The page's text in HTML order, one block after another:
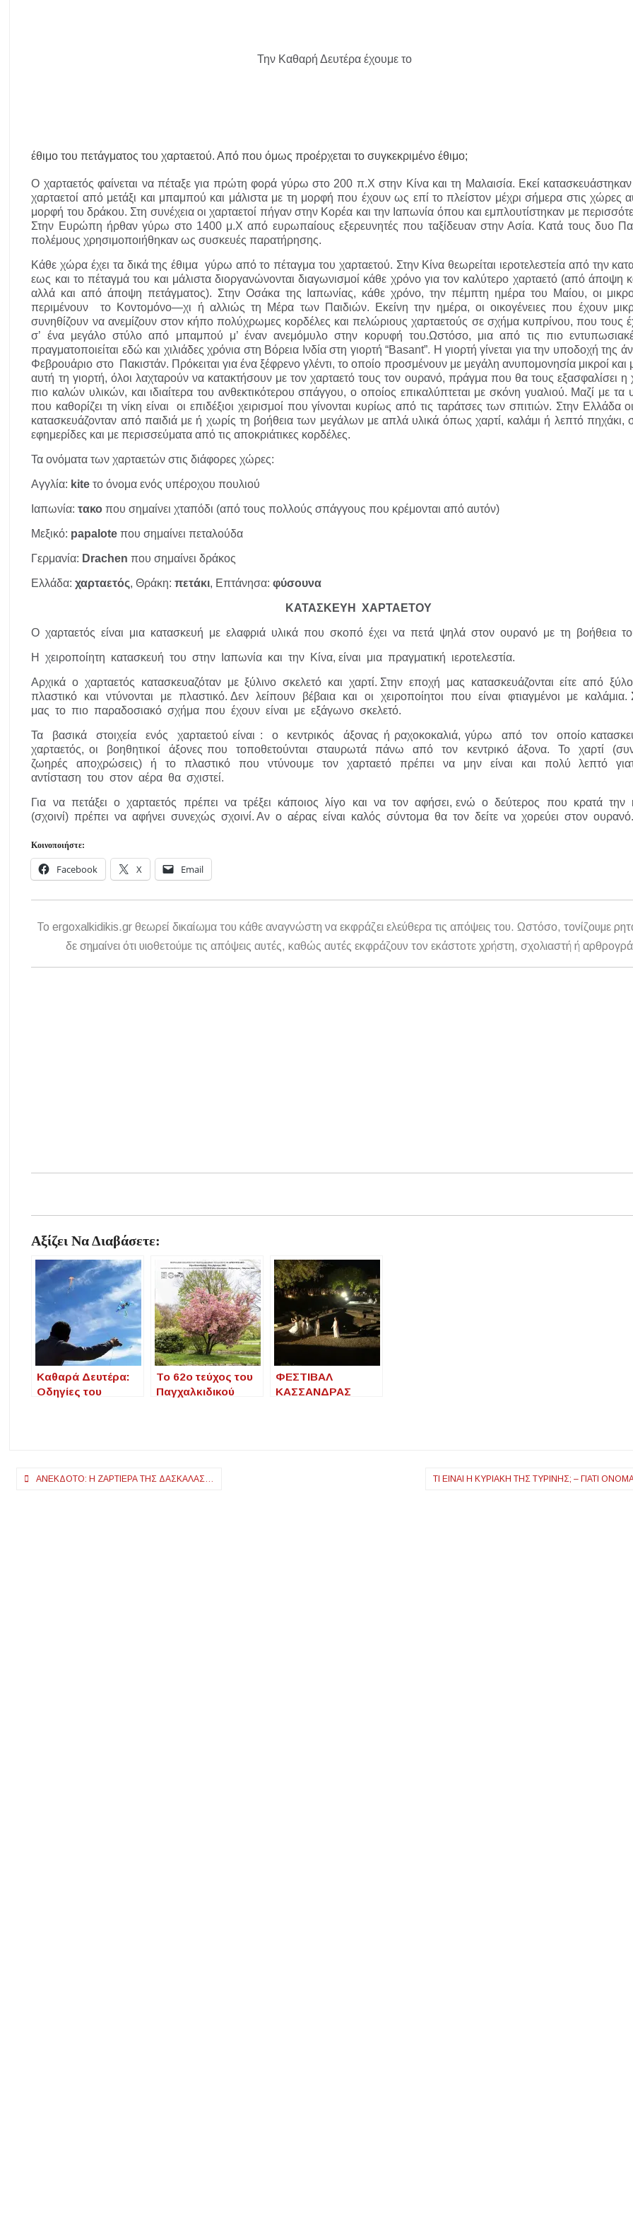
Η Φωτεινή Βελεσιώτου έρχεται στην Ουρανούπολη για μια μοναδική συναυλία στον Πύργο
Την Καθαρή Δευτέρα έχουμε το
έθιμο του πετάγματος του χαρταετού. Από που όμως προέρχεται το συγκεκριμένο έθιμο;
Ο χαρταετός φαίνεται να πέταξε για πρώτη φορά γύρω στο 200 π.Χ στην Κίνα και τη Μαλαισία. Εκεί
χαρταετοί από μετάξι και μπαμπού και μάλιστα με τη μορφή που έχουν ως επί το πλείστον μέχρι σήμερα στις χώρες
μορφή του δράκου. Στη συνέχεια οι χαρταετοί πήγαν στην Κορέα και την Ιαπωνία όπου και εμπλουτίστηκαν με
Στην Ευρώπη ήρθαν γύρω στο 1400 μ.Χ από ευρωπαίους εξερευνητές που ταξίδευαν στην Ασία. Κατά τους δυο
πολέμους χρησιμοποιήθηκαν ως συσκευές παρατήρησης.
Κάθε χώρα έχει τα δικά της έθιμα γύρω από το πέταγμα του χαρταετού. Στην Κίνα θεωρείται ιεροτελεστεία από την
εως και το πέταγμά του και μάλιστα διοργανώνονται διαγωνισμοί κάθε χρόνο για τον καλύτερο χαρταετό (από άποψη
αλλά και από άποψη πετάγματος). Στην Οσάκα της Ιαπωνίας, κάθε χρόνο, την πέμπτη ημέρα του Μαίου, οι
περιμένουν το Κοντομόνο—χι ή αλλιώς τη Μέρα των Παιδιών. Εκείνη την ημέρα, οι οικογένειες που έχουν
συνηθίζουν να ανεμίζουν στον κήπο πολύχρωμες κορδέλες και πελώριους χαρταετούς σε σχήμα κυπρίνου, που τους
σ’ ένα μεγάλο στύλο από μπαμπού μ’ έναν ανεμόμυλο στην κορυφή του.Ωστόσο, μια από τις πιο
πραγματοποιείται εδώ και χιλιάδες χρόνια στη Βόρεια Ινδία στη γιορτή “Basant”. Η γιορτή γίνεται για την υποδοχή της
Φεβρουάριο στο Πακιστάν. Πρόκειται για ένα ξέφρενο γλέντι, το οποίο προσμένουν με μεγάλη ανυπομονησία μικροί και
αυτή τη γιορτή, όλοι λαχταρούν να κατακτήσουν με τον χαρταετό τους τον ουρανό, πράγμα που θα τους εξασφαλίσει
πιο καλών υλικών, και ιδιαίτερα του ανθεκτικότερου σπάγγου, ο οποίος επικαλύπτεται με σκόνη γυαλιού. Μαζί με τα
που καθορίζει τη νίκη είναι οι επιδέξιοι χειρισμοί που γίνονται κυρίως από τις ταράτσες των σπιτιών. Στην Ελλάδα
κατασκευάζονταν από παιδιά με ή χωρίς τη βοήθεια των μεγάλων με απλά υλικά όπως χαρτί, καλάμι ή λεπτό πηχάκι,
εφημερίδες και με περισσεύματα από τις αποκριάτικες κορδέλες.
Τα ονόματα των χαρταετών στις διάφορες χώρες:
Αγγλία: kite το όνομα ενός υπέροχου πουλιού
Ιαπωνία:τακο που σημαίνει χταπόδι (από τους πολλούς σπάγγους που κρέμονται από αυτόν)
Μεξικό: papalote που σημαίνει πεταλούδα
Γερμανία: Drachen που σημαίνει δράκος
Ελλάδα:χαρταετός, Θράκη:πετάκι, Επτάνησα:φύσουνα
ΚΑΤΑΣΚΕΥΗ ΧΑΡΤΑΕΤΟΥ
Ο χαρταετός είναι μια κατασκευή με ελαφριά υλικά που σκοπό έχει να πετά ψηλά στον ουρανό με τη βοήθεια
Η χειροποίητη κατασκευή του στην Ιαπωνία και την Κίνα, είναι μια πραγματική ιεροτελεστία.
Αρχικά ο χαρταετός κατασκευαζόταν με ξύλινο σκελετό και χαρτί. Στην εποχή μας κατασκευάζονται είτε από
πλαστικό και ντύνονται με πλαστικό. Δεν λείπουν βέβαια και οι χειροποίητοι που είναι φτιαγμένοι με
μας το πιο παραδοσιακό σχήμα που έχουν είναι με εξάγωνο σκελετό.
Τα βασικά στοιχεία ενός χαρταετού είναι : ο κεντρικός άξονας ή ραχοκοκαλιά, γύρω από τον οποίο
χαρταετός, οι βοηθητικοί άξονες που τοποθετούνται σταυρωτά πάνω από τον κεντρικό άξονα. Το χαρτί
ζωηρές αποχρώσεις) ή το πλαστικό που ντύνουμε τον χαρταετό πρέπει να μην είναι και πολύ λεπτό
αντίσταση του στον αέρα θα σχιστεί.
Για να πετάξει ο χαρταετός πρέπει να τρέξει κάποιος λίγο και να τον αφήσει, ενώ ο δεύτερος που κρατά την
(σχοινί) πρέπει να αφήνει συνεχώς σχοινί. Αν ο αέρας είναι καλός σύντομα θα τον δείτε να χορεύει στον ουρανό.
Κοινοποιήστε:
Facebook X Email
To ergoxalkidikis.gr θεωρεί δικαίωμα του κάθε αναγνώστη να εκφράζει ελεύθερα τις απόψεις του. Ωστόσο, τονίζουμε
δε σημαίνει ότι υιοθετούμε τις απόψεις αυτές, καθώς αυτές εκφράζουν τον εκάστοτε χρήστη, σχολιαστή ή
Αξίζει Να Διαβάσετε:
Καθαρά Δευτέρα:
Οδηγίες του
Το 62ο τεύχος του
Παγχαλκιδικού
ΦΕΣΤΙΒΑΛ
ΚΑΣΣΑΝΔΡΑΣ
Πλοήγηση
ΑΝΈΚΔΟΤΟ: Η ΖΑΡΤΙΈΡΑ ΤΗΣ ΔΑΣΚΆΛΑΣ… ΤΙ ΕΊΝΑΙ Η ΚΥΡΙΑΚΉ ΤΗΣ ΤΥΡΙΝΉΣ; – ΓΙΑΤΊ